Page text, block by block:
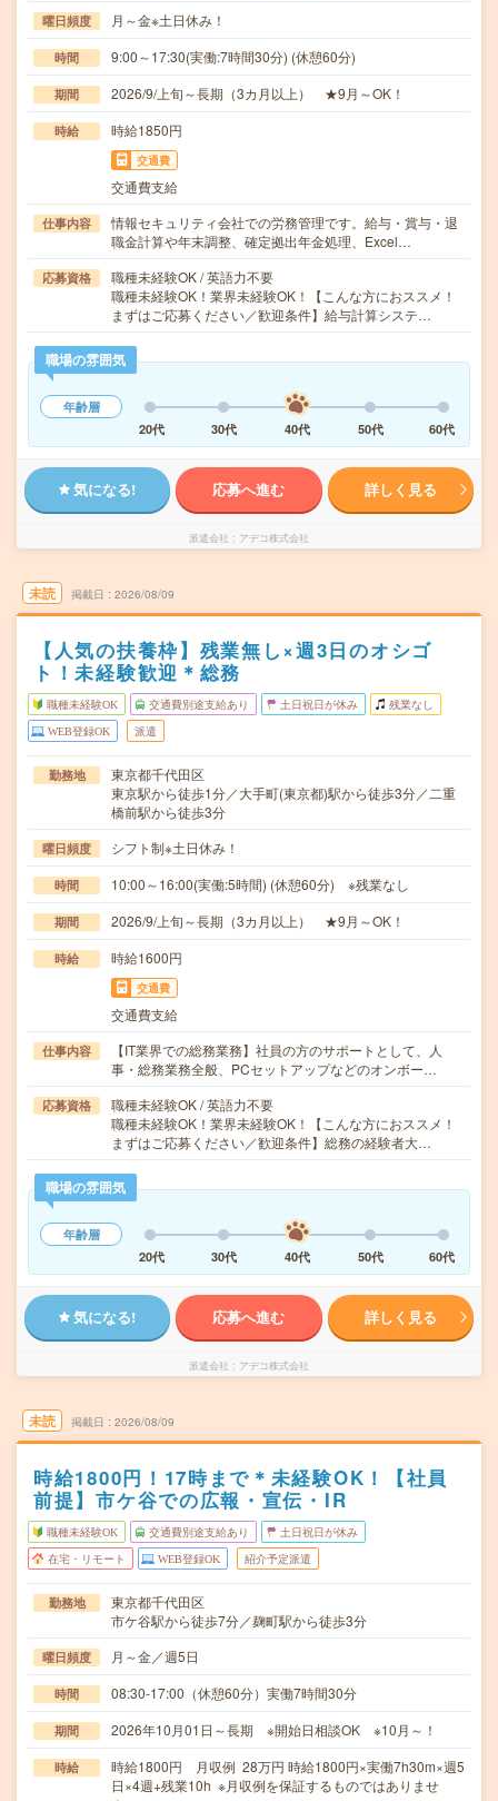
曜日頻度 月～金※土日休み！
時間 9:00～17:30(実働:7時間30分) (休憩60分)
期間 2026/9/上旬～長期（3カ月以上） ★9月～OK！
時給 時給1850円
交通費
交通費支給
仕事内容
情報セキュリティ会社での労務管理です。給与・賞与・退
職金計算や年末調整、確定拠出年金処理、Excel…
応募資格
職種未経験OK / 英語力不要
職種未経験OK！業界未経験OK！【こんな方におススメ！
まずはご応募ください／歓迎条件】給与計算システ…
職場の雰囲気
年齢層
20代
30代 40代 50代 60代
気になる! 応募へ進む 詳しく見る
派遣会社 アデコ株式会社
未読 掲載日 2026/08/09
【人気の扶養枠】残業無し×週3日のオシゴ
ト！未経験歓迎＊総務
職種未経験OK 交通費別途支給あり 土日祝日が休み 残業なし
WEB登録OK 派遣
勤務地
東京都千代田区
東京駅から徒歩1分／大手町(東京都)駅から徒歩3分／二重
橋前駅から徒歩3分
曜日頻度 シフト制※土日休み！
時間 10:00～16:00(実働:5時間) (休憩60分) ※残業なし
期間 2026/9/上旬～長期（3カ月以上） ★9月～OK！
時給 時給1600円
交通費
交通費支給
仕事内容
【IT業界での総務業務】社員の方のサポートとして、人
事・総務業務全般、PCセットアップなどのオンボー…
応募資格
職種未経験OK / 英語力不要
職種未経験OK！業界未経験OK！【こんな方におススメ！
まずはご応募ください／歓迎条件】総務の経験者大…
職場の雰囲気
年齢層
20代
30代 40代 50代 60代
気になる! 応募へ進む 詳しく見る
派遣会社 アデコ株式会社
未読 掲載日 2026/08/09
時給1800円！17時まで＊未経験OK！【社員
前提】市ケ谷での広報・宣伝・IR
職種未経験OK 交通費別途支給あり 土日祝日が休み
在宅・リモート WEB登録OK 紹介予定派遣
勤務地
東京都千代田区
市ケ谷駅から徒歩7分／麹町駅から徒歩3分
曜日頻度 月～金／週5日
時間 08:30-17:00（休憩60分）実働7時間30分
期間 2026年10月01日～長期 ※開始日相談OK ※10月～！
時給
時給1800円 月収例 28万円 時給1800円×実働7h30m×週5
日×4週+残業10h ※月収例を保証するものではありませ